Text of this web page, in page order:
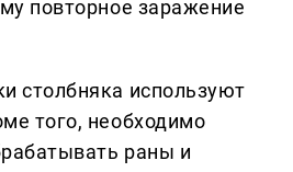
повторное заражение
столбняка используют
того, необходимо
раны и